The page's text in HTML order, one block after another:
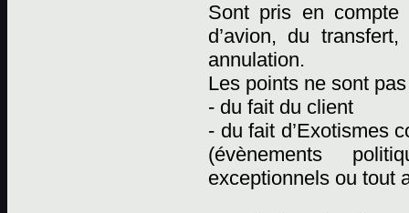
Sont pris en compte
d’avion, du
annulation.
Les points ne sont
- du fait du client
- du fait d’Exotismes
(évènements
exceptionnels ou tout